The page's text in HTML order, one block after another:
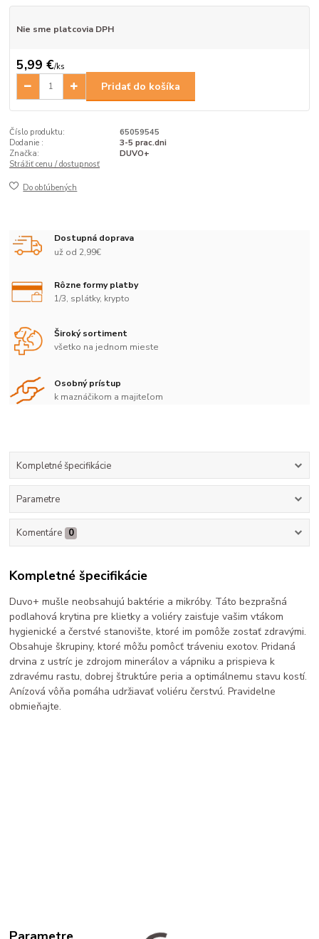
Nie sme platcovia DPH
5,99 €/ks
Pridať do košíka
Číslo produktu:
65059545
Dodanie :
3-5 prac.dni
Značka:
DUVO+
Strážiť cenu / dostupnosť
Do obľúbených
Dostupná doprava
už od 2,99€
Rôzne formy platby
1/3, splátky, krypto
Široký sortiment
všetko na jednom mieste
Osobný prístup
k maznáčikom a majiteľom
Kompletné špecifikácie
Parametre
Komentáre 0
Kompletné špecifikácie
Duvo+ mušle neobsahujú baktérie a mikróby. Táto bezprašná
podlahová krytina pre klietky a voliéry zaisťuje vašim vtákom
hygienické a čerstvé stanovište, ktoré im pomôže zostať zdravými.
Obsahuje škrupiny, ktoré môžu pomôcť tráveniu exotov. Pridaná
drvina z ustríc je zdrojom minerálov a vápniku a prispieva k
zdravému rastu, dobrej štruktúre peria a optimálnemu stavu kostí.
Anízová vôňa pomáha udržiavať voliéru čerstvú. Pravidelne
obmieňajte.